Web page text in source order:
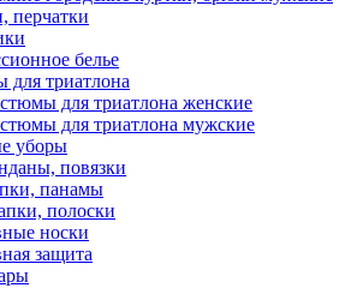
перчатки
белье
триатлона
для триатлона женские
для триатлона мужские
уборы
повязки
панамы
полоски
носки
защита